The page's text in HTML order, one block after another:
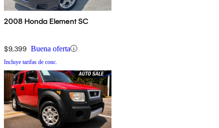
2008 Honda Element SC
$9,399 Buena oferta
Incluye tarifas de conc.